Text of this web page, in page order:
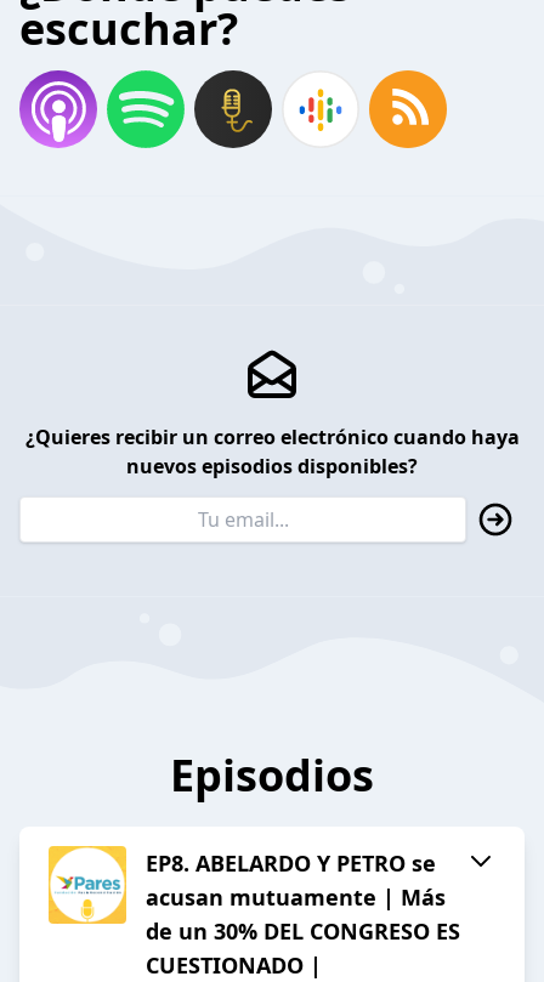
escuchar?
¿Quieres recibir un correo electrónico cuando haya
nuevos episodios disponibles?
Episodios
EP8. ABELARDO Y PETRO se
acusan mutuamente | Más
de un 30% DEL CONGRESO ES
CUESTIONADO |